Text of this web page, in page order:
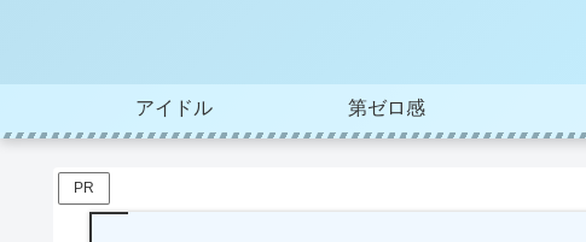
アイドル 第ゼロ感
PR